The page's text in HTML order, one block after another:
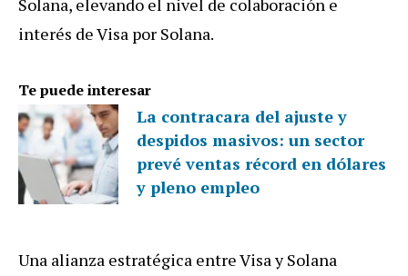
interés de Visa por Solana.
Te puede interesar
La contracara del ajuste y
despidos masivos: un sector
prevé ventas récord en dólares
y pleno empleo
Una alianza estratégica entre Visa y Solana